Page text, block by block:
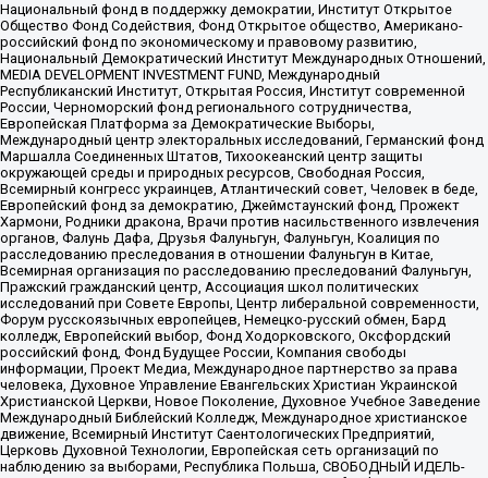
Национальный фонд в поддержку демократии, Институт Открытое
Общество Фонд Содействия, Фонд Открытое общество, Американо-
российский фонд по экономическому и правовому развитию,
Национальный Демократический Институт Международных Отношений,
MEDIA DEVELOPMENT INVESTMENT FUND, Международный
Республиканский Институт, Открытая Россия, Институт современной
России, Черноморский фонд регионального сотрудничества,
Европейская Платформа за Демократические Выборы,
Международный центр электоральных исследований, Германский фонд
Маршалла Соединенных Штатов, Тихоокеанский центр защиты
окружающей среды и природных ресурсов, Свободная Россия,
Всемирный конгресс украинцев, Атлантический совет, Человек в беде,
Европейский фонд за демократию, Джеймстаунский фонд, Прожект
Хармони, Родники дракона, Врачи против насильственного извлечения
органов, Фалунь Дафа, Друзья Фалуньгун, Фалуньгун, Коалиция по
расследованию преследования в отношении Фалуньгун в Китае,
Всемирная организация по расследованию преследований Фалуньгун,
Пражский гражданский центр, Ассоциация школ политических
исследований при Совете Европы, Центр либеральной современности,
Форум русскоязычных европейцев, Немецко-русский обмен, Бард
колледж, Европейский выбор, Фонд Ходорковского, Оксфордский
российский фонд, Фонд Будущее России, Компания свободы
информации, Проект Медиа, Международное партнерство за права
человека, Духовное Управление Евангельских Христиан Украинской
Христианской Церкви, Новое Поколение, Духовное Учебное Заведение
Международный Библейский Колледж, Международное христианское
движение, Всемирный Институт Саентологических Предприятий,
Церковь Духовной Технологии, Европейская сеть организаций по
наблюдению за выборами, Республика Польша, СВОБОДНЫЙ ИДЕЛЬ-